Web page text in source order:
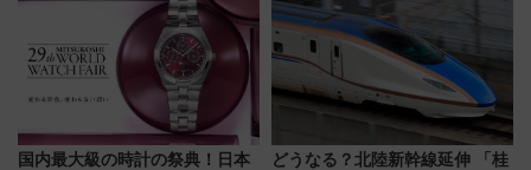
国内最大級の時計の祭典！日本
どうなる？北陸新幹線延伸 「桂